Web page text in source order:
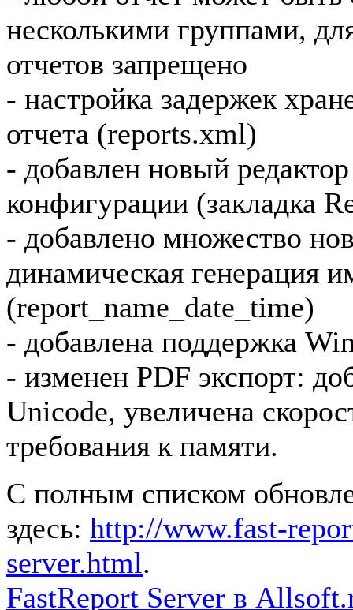
несколькими группами,
отчетов запрещено
- настройка задержек
отчета (reports.xml)
- добавлен новый
конфигурации (закладка
- добавлено множество
динамическая генерация
(report_name_date_time)
- добавлена поддержка
- изменен PDF экспорт:
Unicode, увеличена
требования к памяти.
С полным списком
здесь: http://www.fast-
server.html.
FastReport Server в